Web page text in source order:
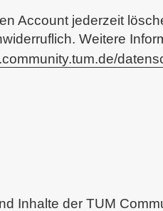
Account jederzeit
Weitere
Inhalte der TUM